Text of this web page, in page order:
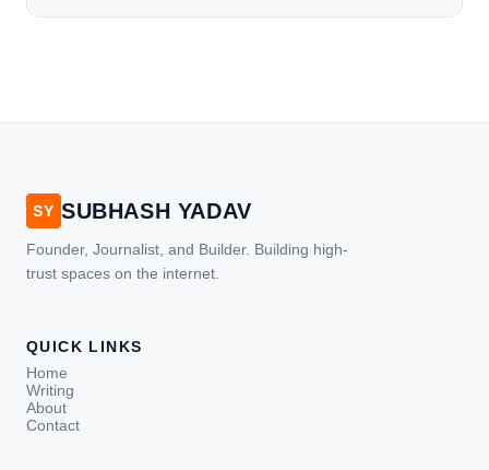
[…]
SY SUBHASH YADAV
Founder, Journalist, and Builder. Building high-
trust spaces on the internet.
QUICK LINKS
Home
Writing
About
Contact